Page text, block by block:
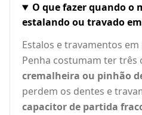
O que fazer quando o
estalando ou travado
Estalos e travamentos em
Penha costumam ter três
cremalheira ou pinhão
perdem os dentes e
capacitor de partida